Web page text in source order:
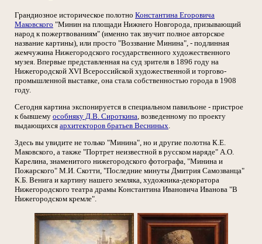
Грандиозное историческое полотно Константина Егоровича
Маковского "Минин на площади Нижнего Новгорода, призывающий
народ к пожертвованиям" (именно так звучит полное авторское
название картины), или просто "Воззвание Минина", - подлинная
жемчужина Нижегородского государственного художественного
музея. Впервые представленная на суд зрителя в 1896 году на
Нижегородской XVI Всероссийской художественной и торгово-
промышленной выставке, она стала собственностью города в 1908
году.
Сегодня картина экспонируется в специальном павильоне - пристрое
к бывшему особняку Д.В. Сироткина, возведенному по проекту
выдающихся архитекторов братьев Весниных.
Здесь вы увидите не только "Минина", но и другие полотна К.Е.
Маковского, а также "Портрет неизвестной в русском наряде" А.О.
Карелина, знаменитого нижегородского фотографа, "Минина и
Пожарского" М.И. Скотти, "Последние минуты Дмитрия Самозванца"
К.Б. Венига и картину нашего земляка, художника-декоратора
Нижегородского театра драмы Константина Ивановича Иванова "В
Нижегородском кремле".